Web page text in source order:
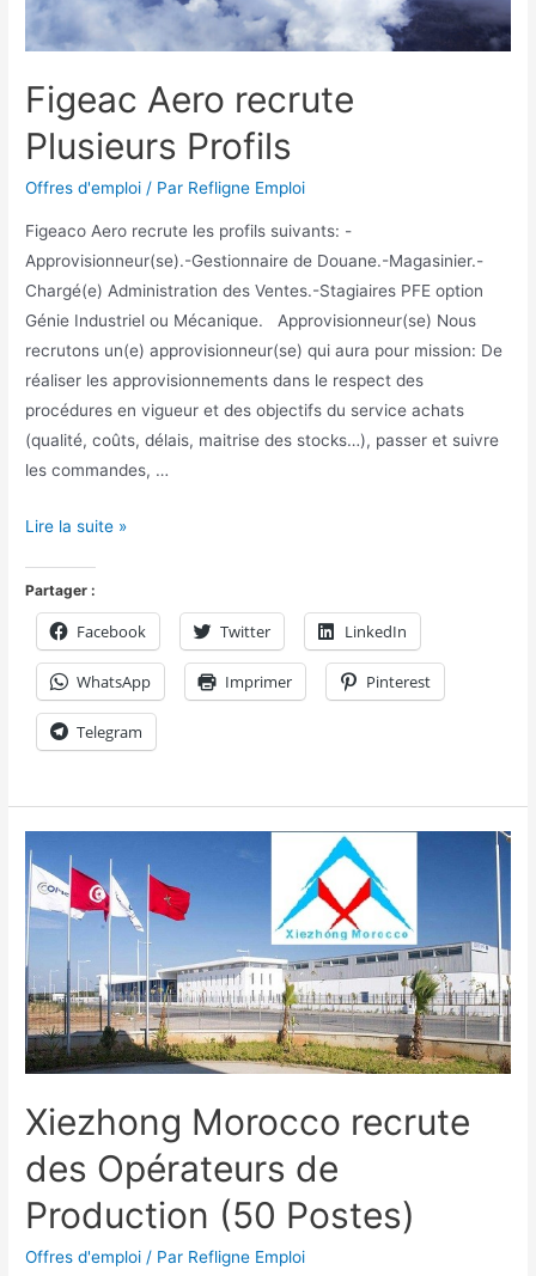
Figeac Aero recrute
Plusieurs Profils
Offres d'emploi / Par Refligne Emploi
Figeaco Aero recrute les profils suivants: -
Approvisionneur(se).-Gestionnaire de Douane.-Magasinier.-
Chargé(e) Administration des Ventes.-Stagiaires PFE option
Génie Industriel ou Mécanique. Approvisionneur(se) Nous
recrutons un(e) approvisionneur(se) qui aura pour mission: De
réaliser les approvisionnements dans le respect des
procédures en vigueur et des objectifs du service achats
(qualité, coûts, délais, maitrise des stocks…), passer et suivre
les commandes, …
Lire la suite »
Partager :
Facebook Twitter LinkedIn
WhatsApp Imprimer Pinterest
Telegram
Xiezhong Morocco recrute
des Opérateurs de
Production (50 Postes)
Offres d'emploi / Par Refligne Emploi